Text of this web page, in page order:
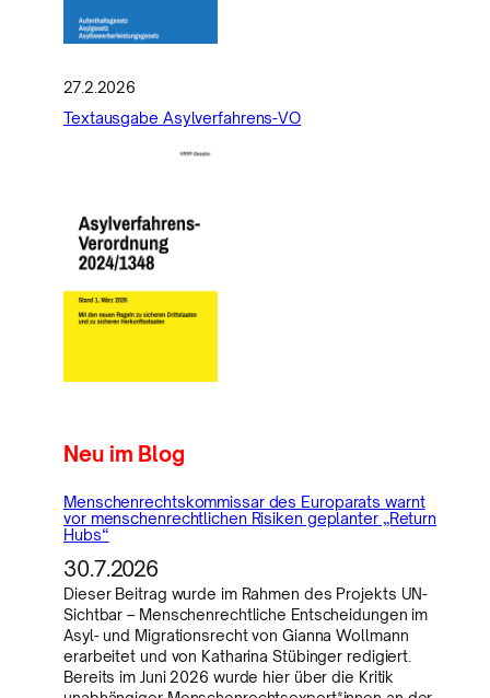
27.2.2026
Textausgabe Asylverfahrens-VO
Neu im Blog
Menschenrechtskommissar des Europarats warnt
vor menschenrechtlichen Risiken geplanter „Return
Hubs“
30.7.2026
Dieser Beitrag wurde im Rahmen des Projekts UN-
Sichtbar – Menschenrechtliche Entscheidungen im
Asyl- und Migrationsrecht von Gianna Wollmann
erarbeitet und von Katharina Stübinger redigiert.
Bereits im Juni 2026 wurde hier über die Kritik